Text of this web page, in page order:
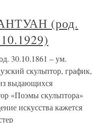
(род.
– ум.
скульптор, график,
выдающихся
«Поэмы скульптора»
искусства кажется